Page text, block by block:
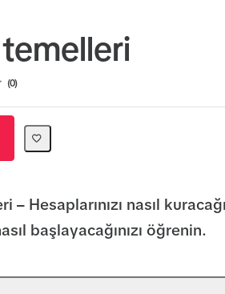
0
– Hesaplarınızı nasıl
başlayacağınızı öğrenin.